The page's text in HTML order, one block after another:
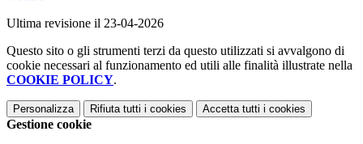
Ultima revisione il 23-04-2026
Questo sito o gli strumenti terzi da questo utilizzati si avvalgono di
cookie necessari al funzionamento ed utili alle finalità illustrate nella
COOKIE POLICY.
Personalizza Rifiuta tutti i cookies Accetta tutti i cookies
Gestione cookie